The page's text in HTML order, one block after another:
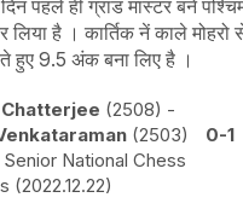
पहले ही ग्रांड मास्टर बने
लिया है । कार्तिक नें काले
हुए 9.5 अंक बना लिए है ।
2508
-
2503
0-1
National Chess
2022.12.22